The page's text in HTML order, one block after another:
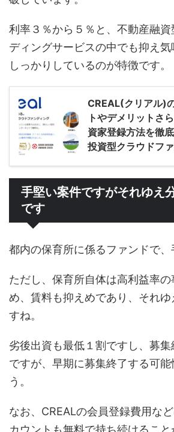
利率３％から５％と、不動産融
ディングサービスの中でも抑え
しっかりしているのが特徴です。
CREAL(クリアル)
トやデメリットさ
資家登録方法を徹
投資型クラウドファ
手堅い案件ですがそれゆえ
です
都内の保育所に係るファンドで、
ただし、保育所自体は高利益率
め、賃料も抑えめであり、それ
すね。
劣後出資も最低１割ですし、募集
ですが、早期に募集終了する可能
う。
なお、CREALの会員登録費用な
カウントも無料で持ち続けること